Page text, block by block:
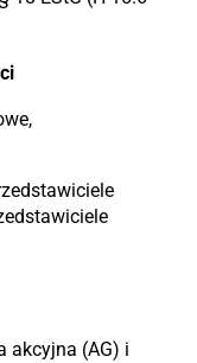
akcyjna (AG) i